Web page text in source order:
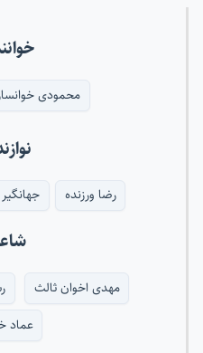
محمودی
رضا ورزنده
مهدی اخوان ثالث
عماد